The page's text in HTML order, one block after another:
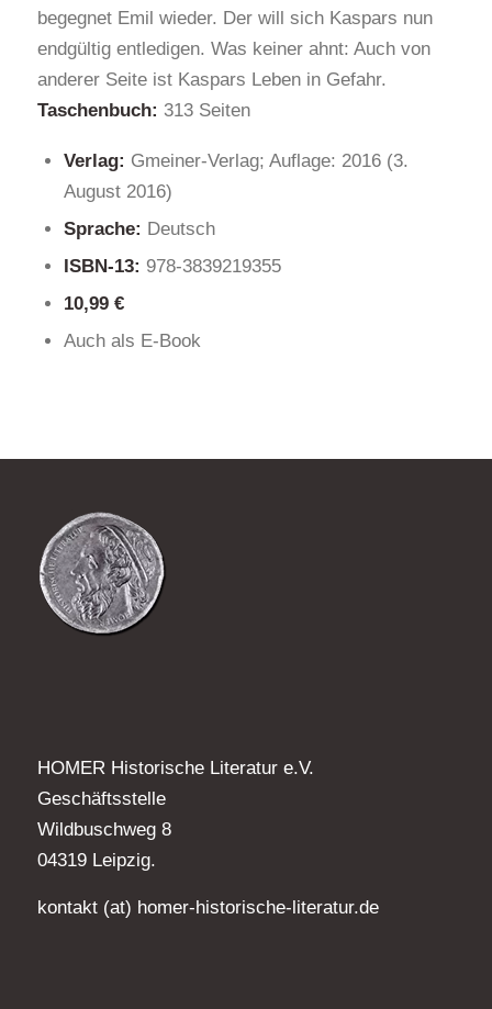
begegnet Emil wieder. Der will sich Kaspars nun
endgültig entledigen. Was keiner ahnt: Auch von
anderer Seite ist Kaspars Leben in Gefahr.
Taschenbuch: 313 Seiten
Verlag: Gmeiner-Verlag; Auflage: 2016 (3.
August 2016)
Sprache: Deutsch
ISBN-13: 978-3839219355
10,99 €
Auch als E-Book
HOMER Historische Literatur e.V.
Geschäftsstelle
Wildbuschweg 8
04319 Leipzig.
kontakt (at) homer-historische-literatur.de